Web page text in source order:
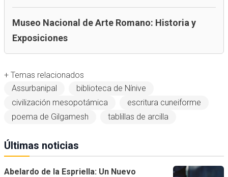
Museo Nacional de Arte Romano: Historia y
Exposiciones
+ Temas relacionados
Assurbanipal
biblioteca de Nínive
civilización mesopotámica
escritura cuneiforme
poema de Gilgamesh
tablillas de arcilla
Últimas noticias
Abelardo de la Espriella: Un Nuevo